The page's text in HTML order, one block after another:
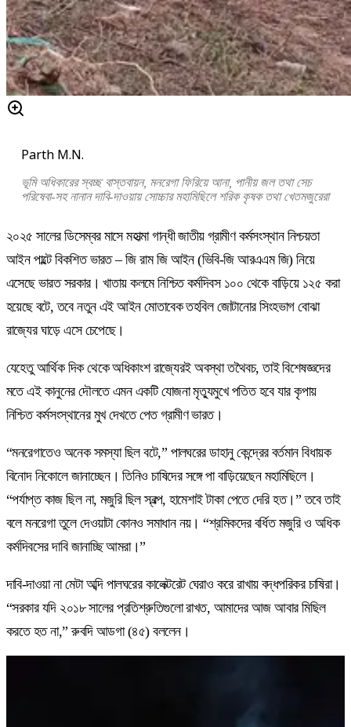
Parth M.N.
ভূমি অধিকারের স্বচ্ছ বাস্তবায়ন, মনরেগা ফিরিয়ে আনা, পানীয় জল তথা সেচ
পরিষেবা-সহ নানান দাবি-দাওয়ায় সোচ্চার মহামিছিলে শরিক কৃষক তথা খেতমজুরেরা
২০২৫ সালের ডিসেম্বর মাসে মহাত্মা গান্ধী জাতীয় গ্রামীণ কর্মসংস্থান নিশ্চয়তা
আইন পাল্টে বিকশিত ভারত – জি রাম জি আইন (ভিবি-জি আরএএম জি) নিয়ে
এসেছে ভারত সরকার। খাতায় কলমে নিশ্চিত কর্মদিবস ১০০ থেকে বাড়িয়ে ১২৫ করা
হয়েছে বটে, তবে নতুন এই আইন মোতাবেক তহবিল জোটানোর সিংহভাগ বোঝা
রাজ্যের ঘাড়ে এসে চেপেছে।
যেহেতু আর্থিক দিক থেকে অধিকাংশ রাজ্যেরই অবস্থা তথৈবচ, তাই বিশেষজ্ঞদের
মতে এই কানুনের দৌলতে এমন একটি যোজনা মৃত্যুমুখে পতিত হবে যার কৃপায়
নিশ্চিত কর্মসংস্থানের মুখ দেখতে পেত গ্রামীণ ভারত।
“মনরেগাতেও অনেক সমস্যা ছিল বটে,” পালঘরের ডাহানু কেন্দ্রের বর্তমান বিধায়ক
বিনোদ নিকোলে জানাচ্ছেন। তিনিও চাষিদের সঙ্গে পা বাড়িয়েছেন মহামিছিলে।
“পর্যাপ্ত কাজ ছিল না, মজুরি ছিল স্বল্প, হামেশাই টাকা পেতে দেরি হত।” তবে তাই
বলে মনরেগা তুলে দেওয়াটা কোনও সমাধান নয়। “শ্রমিকদের বর্ধিত মজুরি ও অধিক
কর্মদিবসের দাবি জানাচ্ছি আমরা।”
দাবি-দাওয়া না মেটা অব্দি পালঘরের কালেক্টরেট ঘেরাও করে রাখায় বদ্ধপরিকর চাষিরা।
“সরকার যদি ২০১৮ সালের প্রতিশ্রুতিগুলো রাখত, আমাদের আজ আবার মিছিল
করতে হত না,” রুবদি আডগা (৪৫) বললেন।